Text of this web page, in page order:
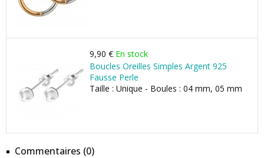
9,90 € En stock
Boucles Oreilles Simples Argent 925
Fausse Perle
Taille : Unique - Boules : 04 mm, 05 mm
Commentaires (0)